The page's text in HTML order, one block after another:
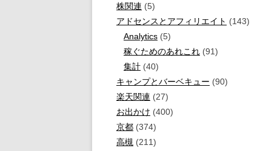
株関連 (5)
アドセンスとアフィリエイト (143)
Analytics (5)
稼ぐためのあれこれ (91)
集計 (40)
キャンプとバーベキュー (90)
楽天関連 (27)
お出かけ (400)
京都 (374)
高槻 (211)